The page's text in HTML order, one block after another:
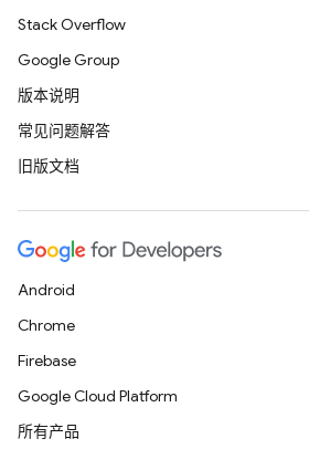
Stack Overflow
Google Group
版本说明
常见问题解答
旧版文档
Android
Chrome
Firebase
Google Cloud Platform
所有产品